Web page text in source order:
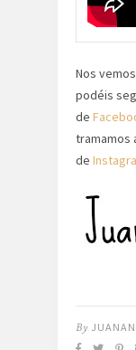
Nos
podéis
de
tramamos
de
By JUANAN